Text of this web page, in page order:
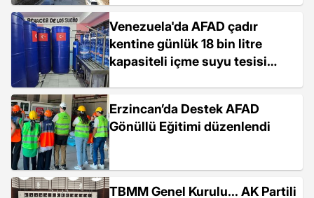
Venezuela'da AFAD çadır
kentine günlük 18 bin litre
kapasiteli içme suyu tesisi
Erzincan’da Destek AFAD
Gönüllü Eğitimi düzenlendi
TBMM Genel Kurulu... AK Partili